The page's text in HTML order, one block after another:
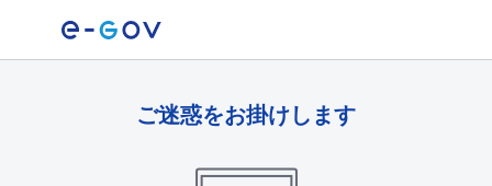
ご迷惑をお掛けします